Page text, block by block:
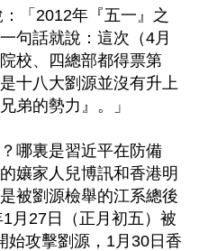
「2012年『五一』之
句話就說：這次（4月
校、四總部都得票第
十八大劉源並沒有升上
弟的勢力』。」
哪裏是習近平在防備
孃家人兒博訊和香港明
被劉源檢舉的江系總後
月27日（正月初五）被
始攻擊劉源，1月30日香